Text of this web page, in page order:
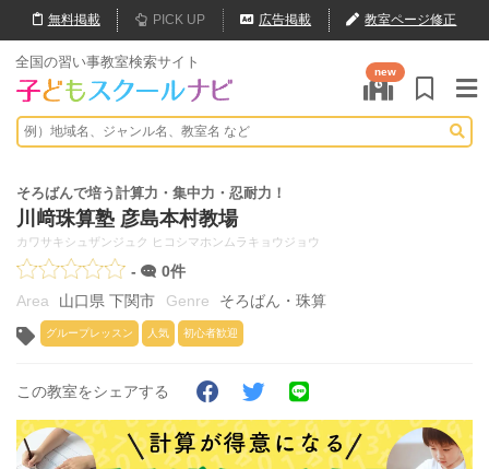
無料掲載 PICK UP 広告掲載 教室ページ修正
全国の習い事教室検索サイト
new
そろばんで培う計算力・集中力・忍耐力！
川﨑珠算塾 彦島本村教場
カワサキシュザンジュク ヒコシマホンムラキョウジョウ
-
0件
山口県 下関市
そろばん・珠算
グループレッスン 人気 初心者歓迎
この教室をシェアする